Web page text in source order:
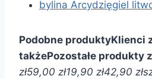
bylina Arcydzięgiel
Podobne produktyKlienci
takżePozostałe produkty
zł59,00 zł19,90 zł42,90 zł